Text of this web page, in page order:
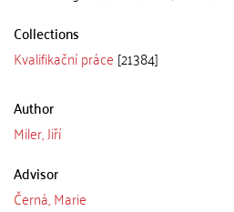
Collections
Kvalifikační práce [21384]
Author
Miler, Jiří
Advisor
Černá, Marie